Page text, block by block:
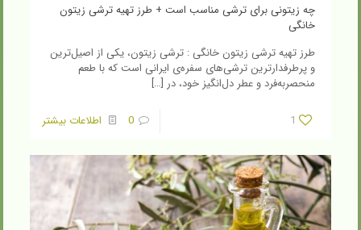
چه زیتونی برای ترشی مناسب است + طرز تهیه ترشی زیتون
خانگی
طرز تهیه ترشی زیتون خانگی : ترشی زیتون، یکی از اصیل‌ترین
و پرطرفدارترین ترشی‌های سفره‌ی ایرانی است که با طعم
منحصربه‌فرد و عطر دل‌انگیز خود، در […]
1
0 اطلاعات بیشتر